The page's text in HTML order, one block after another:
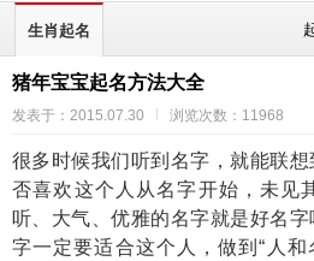
生肖起名
猪年宝宝起名方法大全
发表于：2015.07.30 浏览次数：11968
很多时候我们听到名字，就能联
否喜欢这个人从名字开始，未见
听、大气、优雅的名字就是好名
字一定要适合这个人，做到“人和